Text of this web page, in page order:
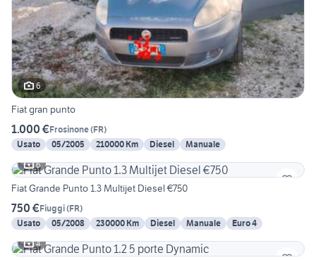
6
Fiat gran punto
1.000 €Frosinone(FR)
Usato
05/2005 210000 Km Diesel
Manuale
6
Fiat Grande Punto 1.3 Multijet Diesel €750
750 €Fiuggi(FR)
Usato
05/2008 230000 Km Diesel Manuale
Euro 4
4